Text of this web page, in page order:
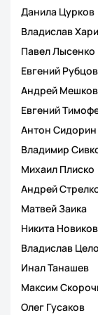
Данила Цурков
Владислав
Павел Лысенко
Евгений Рубцов
Андрей Мешков
Евгений
Антон Сидорин
Владимир
Михаил Плиско
Андрей
Матвей Заика
Никита Новиков
Владислав
Инал Танашев
Максим
Олег Гусаков